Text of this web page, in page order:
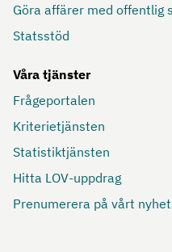
Göra affärer med offentlig
Statsstöd
Våra tjänster
Frågeportalen
Kriterietjänsten
Statistiktjänsten
Hitta LOV-uppdrag
Prenumerera på vårt